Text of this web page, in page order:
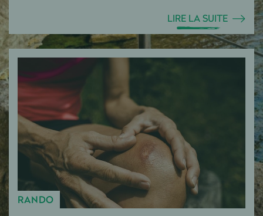
LIRE LA SUITE
RANDO